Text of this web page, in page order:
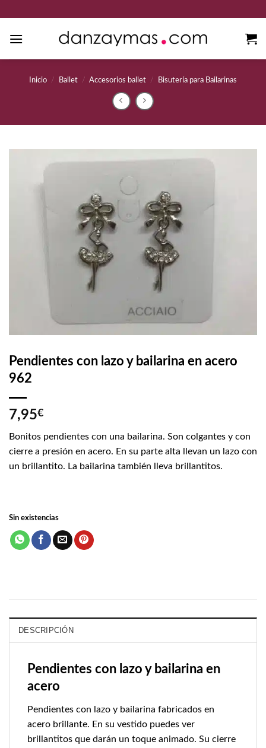
contenido
Inicio / Ballet / Accesorios ballet / Bisutería para Bailarinas
Pendientes con lazo y bailarina en acero
962
7,95€
Bonitos pendientes con una bailarina. Son colgantes y con
cierre a presión en acero. En su parte alta llevan un lazo con
un brillantito. La bailarina también lleva brillantitos.
Sin existencias
DESCRIPCIÓN
Pendientes con lazo y bailarina en
acero
Pendientes con lazo y bailarina fabricados en
acero brillante. En su vestido puedes ver
brillantitos que darán un toque animado. Su cierre